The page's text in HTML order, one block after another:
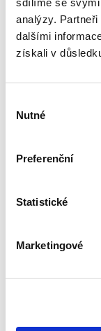
sdílíme se
analýzy.
dalšími
získali v
souhlasu
Nutné
Preferenční
Statistické
Marketingové
470,00 Kč
sporného
možnosti